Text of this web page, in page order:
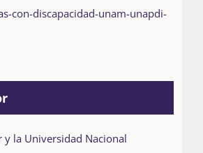
con-discapacidad-unam-unapdi-
y la Universidad Nacional